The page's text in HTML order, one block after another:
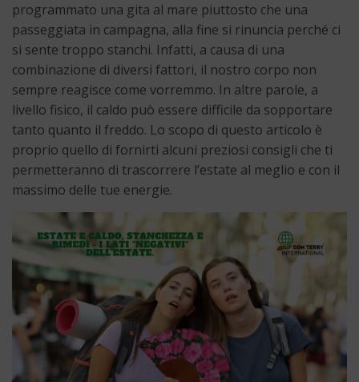
programmato una gita al mare piuttosto che una
passeggiata in campagna, alla fine si rinuncia perché ci
si sente troppo stanchi. Infatti, a causa di una
combinazione di diversi fattori, il nostro corpo non
sempre reagisce come vorremmo. In altre parole, a
livello fisico, il caldo può essere difficile da sopportare
tanto quanto il freddo. Lo scopo di questo articolo è
proprio quello di fornirti alcuni preziosi consigli che ti
permetteranno di trascorrere l’estate al meglio e con il
massimo delle tue energie.